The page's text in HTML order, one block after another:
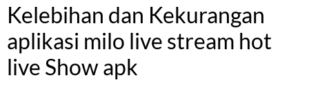
Kelebihan dan Kekurangan
aplikasi milo live stream hot
live Show apk